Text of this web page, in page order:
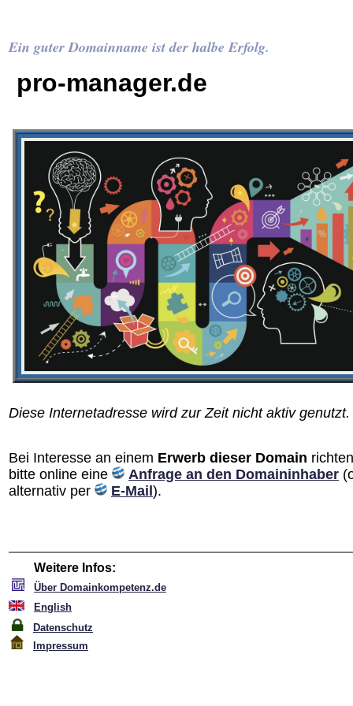
Ein guter Domainname ist der halbe Erfolg.
pro-manager.de
Diese Internetadresse wird zur Zeit nicht aktiv genutzt.
Bei Interesse an einem Erwerb dieser Domain
bitte online eine
Anfrage an den Domain­inhaber
alternativ per
E-Mail ).
Weitere Infos:
Über Domainkompetenz.de
English
Datenschutz
Impressum